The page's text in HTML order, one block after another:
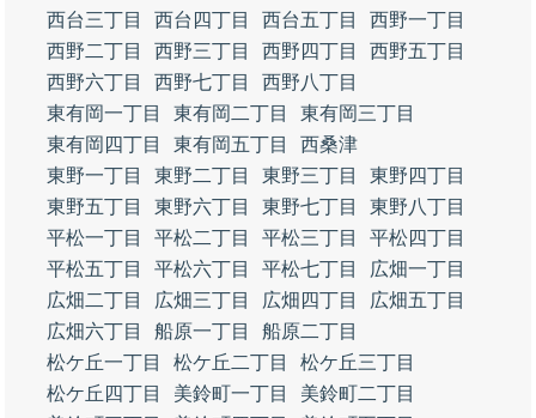
西台三丁目
西台四丁目 西台五丁目
西野一丁目
西野二丁目
西野三丁目 西野四丁目
西野五丁目
西野六丁目
西野七丁目
西野八丁目
東有岡一丁目
東有岡二丁目
東有岡三丁目
東有岡四丁目
東有岡五丁目
西桑津
東野一丁目
東野二丁目 東野三丁目
東野四丁目
東野五丁目
東野六丁目 東野七丁目
東野八丁目
平松一丁目
平松二丁目 平松三丁目
平松四丁目
平松五丁目
平松六丁目 平松七丁目
広畑一丁目
広畑二丁目
広畑三丁目 広畑四丁目
広畑五丁目
広畑六丁目
船原一丁目
船原二丁目
松ケ丘一丁目
松ケ丘二丁目
松ケ丘三丁目
松ケ丘四丁目
美鈴町一丁目
美鈴町二丁目